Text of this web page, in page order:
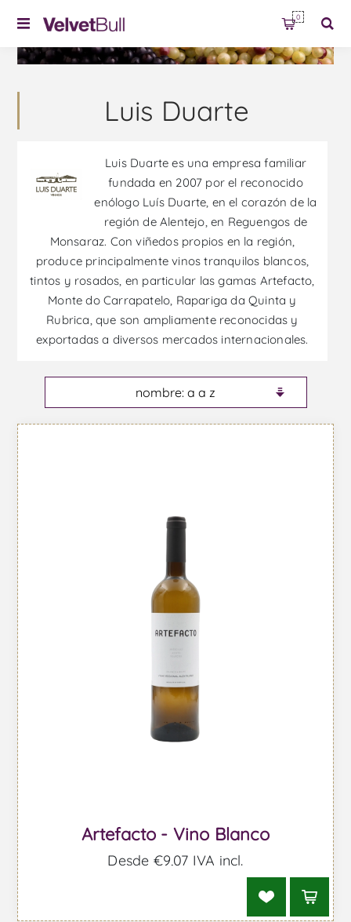
0
Luis Duarte
Luis Duarte es una empresa familiar
fundada en 2007 por el reconocido
enólogo Luís Duarte, en el corazón de la
región de Alentejo, en Reguengos de
Monsaraz. Con viñedos propios en la región,
produce principalmente vinos tranquilos blancos,
tintos y rosados, en particular las gamas Artefacto,
Monte do Carrapatelo, Rapariga da Quinta y
Rubrica, que son ampliamente reconocidas y
exportadas a diversos mercados internacionales.
Artefacto - Vino Blanco
Desde €9,07 IVA incl.